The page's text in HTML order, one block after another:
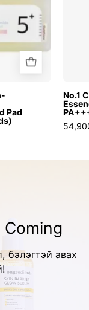
Pad
No.1
Coming
бэлэгтэй авах